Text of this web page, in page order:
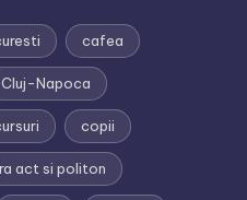
cafea
Cluj-Napoca
copii
act si politon